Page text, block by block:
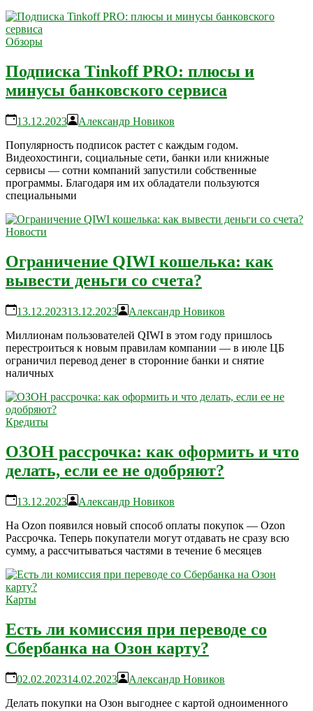
Обзоры
Подписка Tinkoff PRO: плюсы и
минусы банковского сервиса
13.12.2023
Александр Новиков
Популярность подписок растет с каждым годом.
Видеохостинги, социальные сети, банки или книжные
сервисы — сотни компаний запустили собственные
программы. Благодаря им их обладатели пользуются
специальными
Новости
Ограничение QIWI кошелька: как
вывести деньги со счета?
13.12.202313.12.2023
Александр Новиков
Миллионам пользователей QIWI в этом году пришлось
перестроиться к новым правилам компании — в июле ЦБ
ограничил перевод денег в сторонние банки и снятие
наличных
Кредиты
ОЗОН рассрочка: как оформить и что
делать, если ее не одобряют?
13.12.2023
Александр Новиков
На Ozon появился новый способ оплаты покупок — Ozon
Рассрочка. Теперь покупатели могут отдавать не сразу всю
сумму, а рассчитываться частями в течение 6 месяцев
Карты
Есть ли комиссия при переводе со
Сбербанка на Озон карту?
02.02.202314.02.2023
Александр Новиков
Делать покупки на Озон выгоднее с картой одноименного